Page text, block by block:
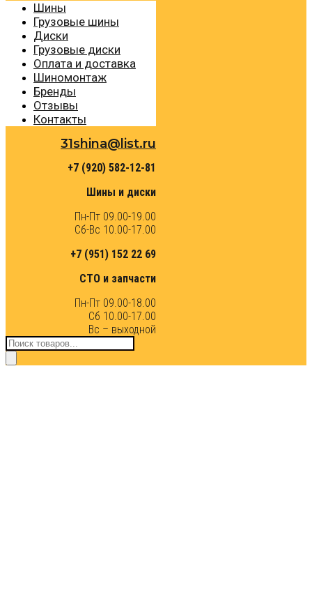
Шины
Грузовые шины
Диски
Грузовые диски
Оплата и доставка
Шиномонтаж
Бренды
Отзывы
Контакты
31shina@list.ru
+7 (920) 582-12-81
Шины и диски
Пн-Пт 09.00-19.00
Сб-Вс 10.00-17.00
+7 (951) 152 22 69
СТО и запчасти
Пн-Пт 09.00-18.00
Сб 10.00-17.00
Вс – выходной
Поиск
товаров